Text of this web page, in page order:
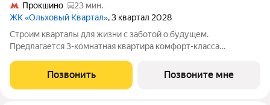
Прокшино
23 мин.
ЖК «Ольховый Квартал», 3 квартал 2028
Строим кварталы для жизни с заботой о будущем.
Предлагается 3-комнатная квартира комфорт-класса
этаже, в жилом комплексе "Ольховый Квартал".Застройщик
сдает квартиры с отделкой и без нее.
Позвонить Позвоните мне